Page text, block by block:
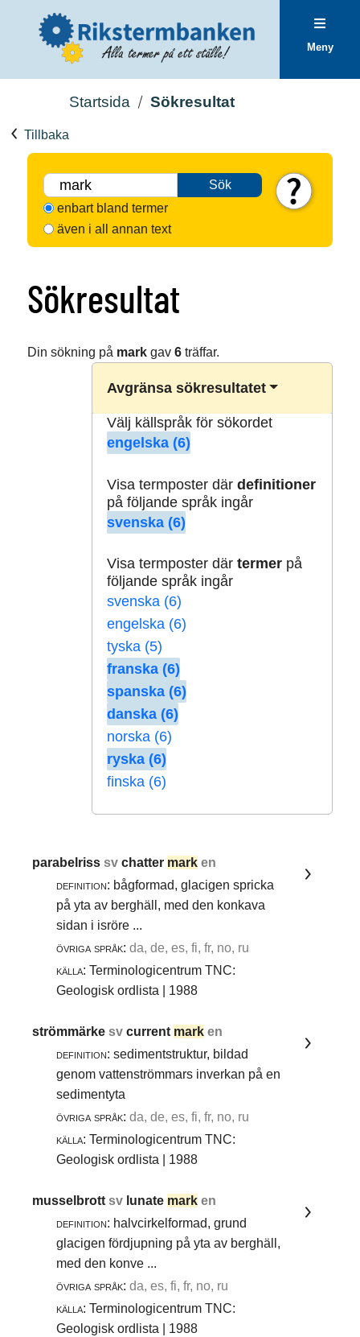
Meny
Startsida Sökresultat
Tillbaka
Sök
enbart bland termer
även i all annan text
Sökresultat
Din sökning på markgav 6träffar.
Avgränsa sökresultatet
Välj källspråk för sökordet
engelska (6)
Visa termposter där definitioner
på följande språk ingår
svenska (6)
Visa termposter där termerpå
följande språk ingår
svenska (6)
engelska (6)
tyska (5)
franska (6)
spanska (6)
danska (6)
norska (6)
ryska (6)
finska (6)
parabelrisssvchatter mark en
definition: bågformad, glacigen spricka
på yta av berghäll, med den konkava
sidan i isröre ...
övriga språk: da, de, es, fi, fr, no, ru
källa: Terminologicentrum TNC:
Geologisk ordlista | 1988
strömmärkesvcurrent mark en
definition: sedimentstruktur, bildad
genom vattenströmmars inverkan på en
sedimentyta
övriga språk: da, de, es, fi, fr, no, ru
källa: Terminologicentrum TNC:
Geologisk ordlista | 1988
musselbrottsv lunate mark en
definition: halvcirkelformad, grund
glacigen fördjupning på yta av berghäll,
med den konve ...
övriga språk: da, es, fi, fr, no, ru
källa: Terminologicentrum TNC:
Geologisk ordlista | 1988